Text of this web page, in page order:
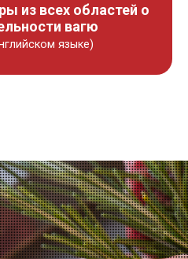
из всех областей о
вагю
языке)